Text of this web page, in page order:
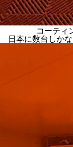
コーティ
日本に数台しか